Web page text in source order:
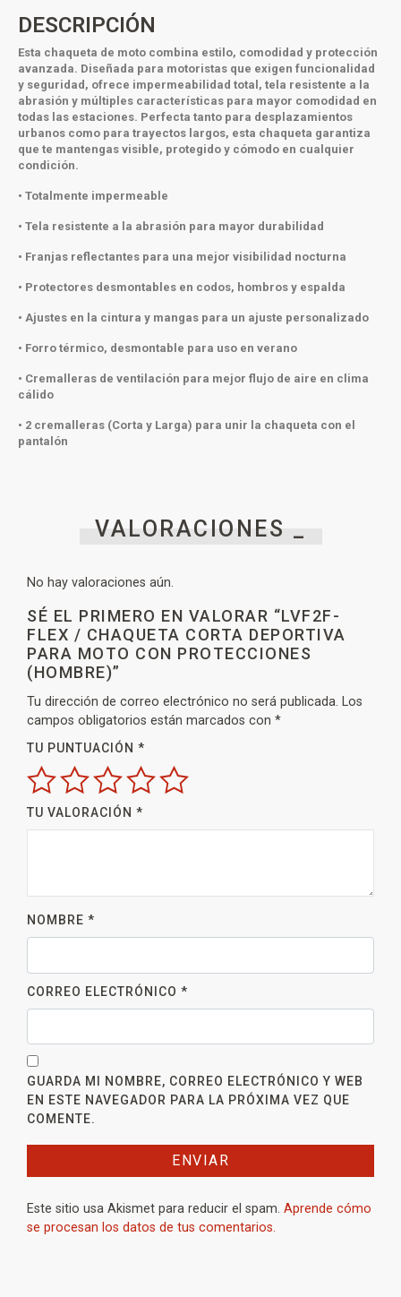
DESCRIPCIÓN
Esta chaqueta de moto combina estilo, comodidad y protección
avanzada. Diseñada para motoristas que exigen funcionalidad
y seguridad, ofrece impermeabilidad total, tela resistente a la
abrasión y múltiples características para mayor comodidad en
todas las estaciones. Perfecta tanto para desplazamientos
urbanos como para trayectos largos, esta chaqueta garantiza
que te mantengas visible, protegido y cómodo en cualquier
condición.
• Totalmente impermeable
• Tela resistente a la abrasión para mayor durabilidad
• Franjas reflectantes para una mejor visibilidad nocturna
• Protectores desmontables en codos, hombros y espalda
• Ajustes en la cintura y mangas para un ajuste personalizado
• Forro térmico, desmontable para uso en verano
• Cremalleras de ventilación para mejor flujo de aire en clima
cálido
• 2 cremalleras (Corta y Larga) para unir la chaqueta con el
pantalón
VALORACIONES _
No hay valoraciones aún.
SÉ EL PRIMERO EN VALORAR “LVF2F-
FLEX / CHAQUETA CORTA DEPORTIVA
PARA MOTO CON PROTECCIONES
(HOMBRE)”
Tu dirección de correo electrónico no será publicada. Los
campos obligatorios están marcados con *
TU PUNTUACIÓN *
TU VALORACIÓN *
NOMBRE *
CORREO ELECTRÓNICO *
GUARDA MI NOMBRE, CORREO ELECTRÓNICO Y WEB
EN ESTE NAVEGADOR PARA LA PRÓXIMA VEZ QUE
COMENTE.
Este sitio usa Akismet para reducir el spam. Aprende cómo
se procesan los datos de tus comentarios.